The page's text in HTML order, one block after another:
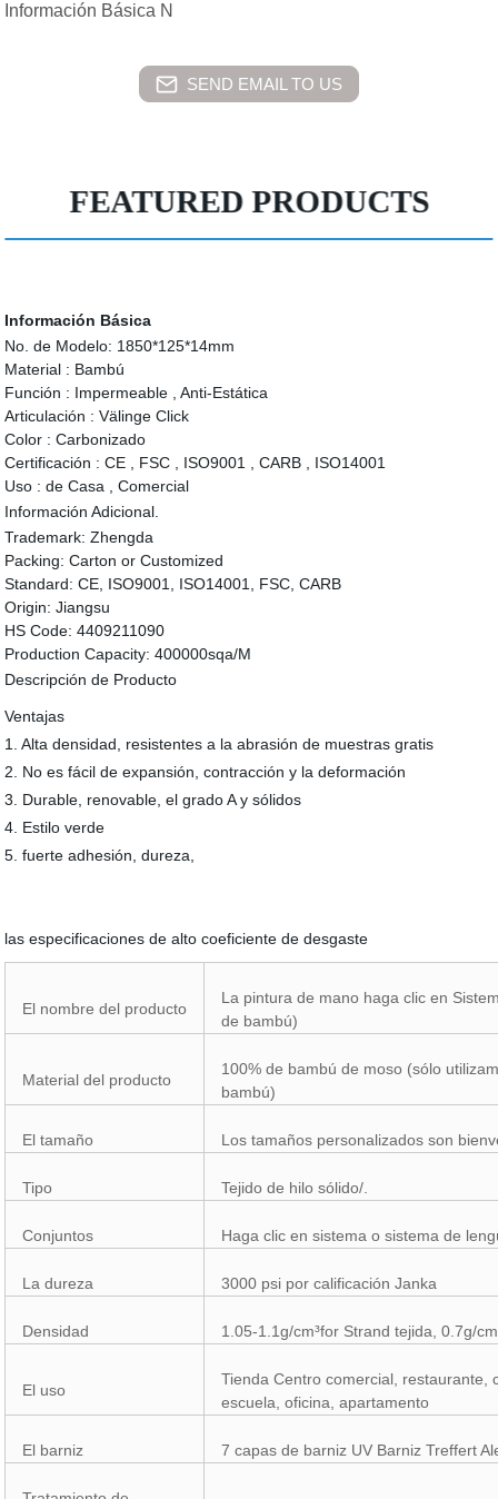
Información Básica N
SEND EMAIL TO US
FEATURED PRODUCTS
Información Básica
No. de Modelo: 1850*125*14mm
Material : Bambú
Función : Impermeable , Anti-Estática
Articulación : Välinge Click
Color : Carbonizado
Certificación : CE , FSC , ISO9001 , CARB , ISO14001
Uso : de Casa , Comercial
Información Adicional.
Trademark: Zhengda
Packing: Carton or Customized
Standard: CE, ISO9001, ISO14001, FSC, CARB
Origin: Jiangsu
HS Code: 4409211090
Production Capacity: 400000sqa/M
Descripción de Producto
Ventajas
1. Alta densidad, resistentes a la abrasión de muestras gratis
2. No es fácil de expansión, contracción y la deformación
3. Durable, renovable, el grado A y sólidos
4. Estilo verde
5. fuerte adhesión, dureza,
las especificaciones de alto coeficiente de desgaste
El nombre del producto
La pintura de mano haga clic en
de bambú)
Material del producto
100% de bambú de moso (sólo
bambú)
El tamaño Los tamaños personalizados son
Tipo Tejido de hilo sólido/.
Conjuntos Haga clic en sistema o sistema de
La dureza 3000 psi por calificación Janka
Densidad 1.05-1.1g/cm³for Strand tejida, 0.7g/
El uso
Tienda Centro comercial, restaurante,
escuela, oficina, apartamento
El barniz 7 capas de barniz UV Barniz Treffert